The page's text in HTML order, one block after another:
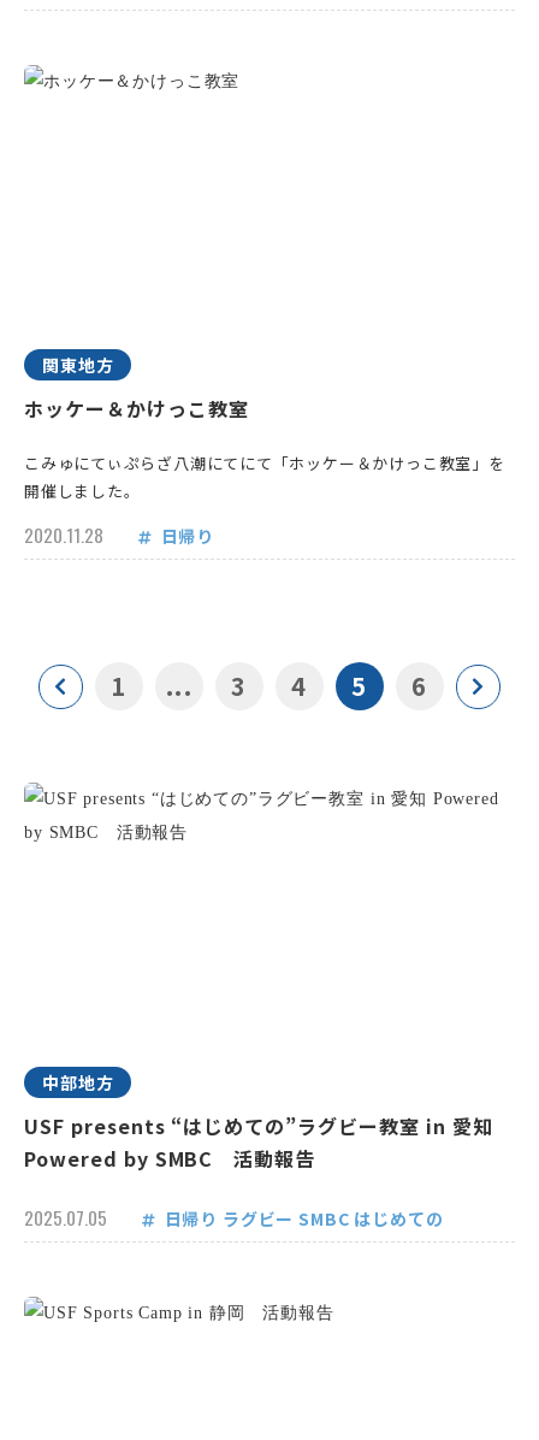
関東地方
ホッケー＆かけっこ教室
こみゅにてぃぷらざ八潮にてにて「ホッケー＆かけっこ教室」を
開催しました。
2020.11.28 日帰り
1 ... 3 4 5 6
中部地方
USF presents “はじめての”ラグビー教室 in 愛知
Powered by SMBC 活動報告
2025.07.05 日帰り ラグビー SMBC はじめての